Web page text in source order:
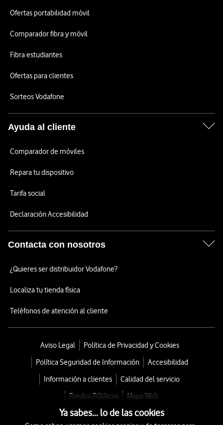
Ofertas portabilidad móvil
Comparador fibra y móvil
Fibra estudiantes
Ofertas para clientes
Sorteos Vodafone
Ayuda al cliente
Comparador de móviles
Repara tu dispositivo
Tarifa social
Declaración Accesibilidad
Contacta con nosotros
¿Quieres ser distribuidor Vodafone?
Localiza tu tienda física
Teléfonos de atención al cliente
Aviso Legal
Política de Privacidad y Cookies
Política Seguridad de Información
Accesibilidad
Información a clientes
Calidad del servicio
Fondos Públicos
Mapa Web
Ya sabes... lo de las cookies